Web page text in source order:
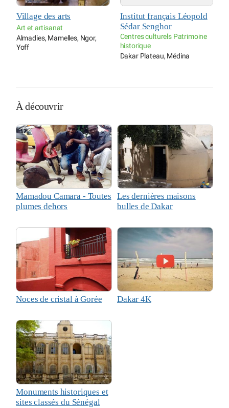
Institut français Léopold
Sédar Senghor
Centres culturels Patrimoine
Centre culturel Blaise
Senghor
Centres culturels
Dakar Plateau, Médina
À découvrir
Mamadou Camara - Toutes
plumes dehors
Les dernières maisons
bulles de Dakar
Noces de cristal à Gorée Dakar 4K
Monuments historiques et
sites classés du Sénégal